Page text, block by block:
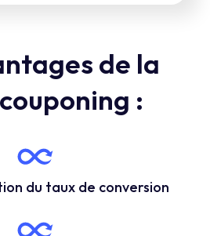
de la
:
du taux de conversion